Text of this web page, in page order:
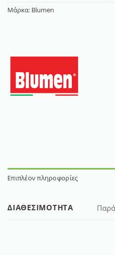
Μάρκα: Blumen
Επιπλέον πληροφορίες
ΔΙΑΘΕΣΙΜΌΤΗΤΑ